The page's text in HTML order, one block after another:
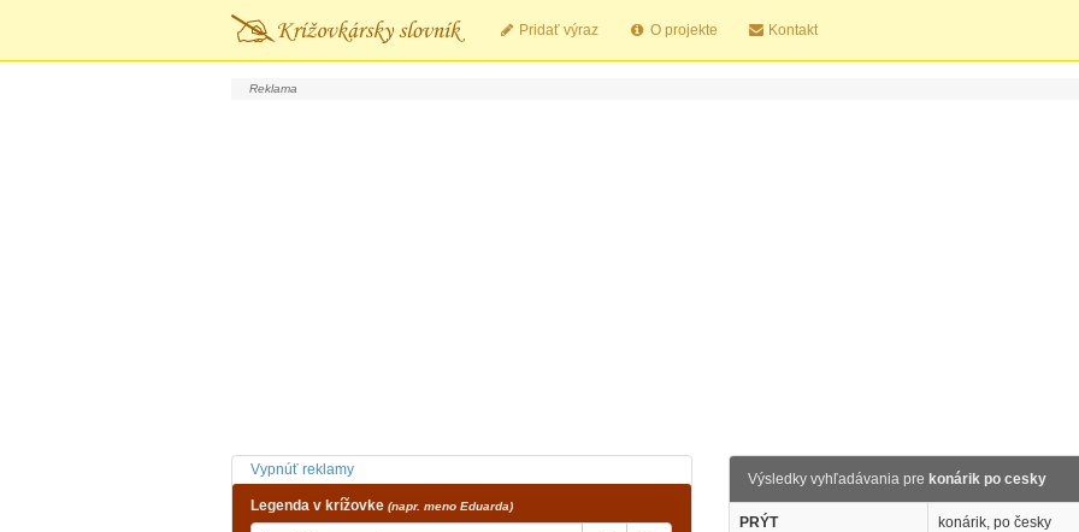
Pridať výraz O projekte Kontakt
Vypnúť reklamy
Legenda v krížovke (napr. meno Eduarda)
Výsledky vyhľadávania pre konárik po cesky
PRÝT konárik, po česky